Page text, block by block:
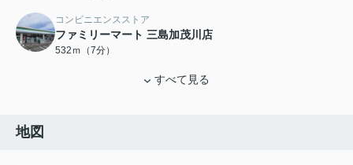
コンビニエンスストア
ファミリーマート 三島加茂川店
532ｍ（7分）
すべて見る
地図